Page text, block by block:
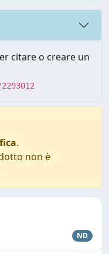
citare o creare un
.
non è
ND